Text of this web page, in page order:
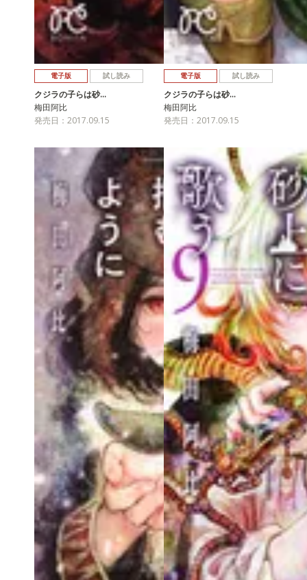
電子版 試し読み
クジラの子らは砂…
梅田阿比
発売日：2017.09.15
電子版 試し読み
クジラの子らは砂…
梅田阿比
発売日：2017.09.15